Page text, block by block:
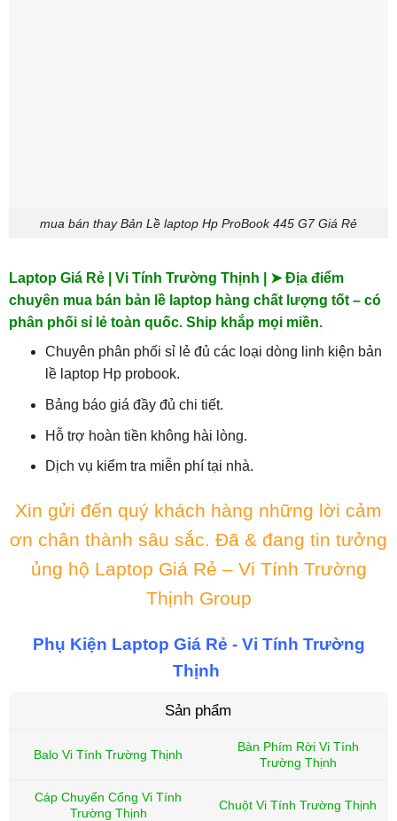
mua bán thay Bản Lề laptop Hp ProBook 445 G7 Giá Rẻ
Laptop Giá Rẻ | Vi Tính Trường Thịnh | ➤ Địa điểm
chuyên mua bán bản lề laptop hàng chất lượng tốt – có
phân phối sỉ lẻ toàn quốc. Ship khắp mọi miền.
Chuyên phân phối sỉ lẻ đủ các loại dòng linh kiện bản
lề laptop Hp probook.
Bảng báo giá đầy đủ chi tiết.
Hỗ trợ hoàn tiền không hài lòng.
Dịch vụ kiểm tra miễn phí tại nhà.
Xin gửi đến quý khách hàng những lời cảm
ơn chân thành sâu sắc. Đã & đang tin tưởng
ủng hộ Laptop Giá Rẻ – Vi Tính Trường
Thịnh Group
Phụ Kiện Laptop Giá Rẻ - Vi Tính Trường
Thịnh
Sản phẩm
Balo Vi Tính Trường Thịnh
Bàn Phím Rời Vi Tính
Trường Thịnh
Cáp Chuyển Cổng Vi Tính
Trường Thịnh
Chuột Vi Tính Trường Thịnh